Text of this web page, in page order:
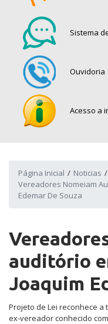
Sistema
Ouvidoria
Acesso a
Página Inicial
Noticias
Vereadores Nomeiam
Edemar De Souza
auditório
Joaquim
Projeto de Lei reconhece a
ex-vereador conhecido